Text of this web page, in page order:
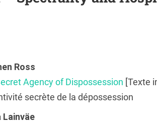
Ross
Agency of Dispossession [Texte
secrète de la dépossession
Lainväe